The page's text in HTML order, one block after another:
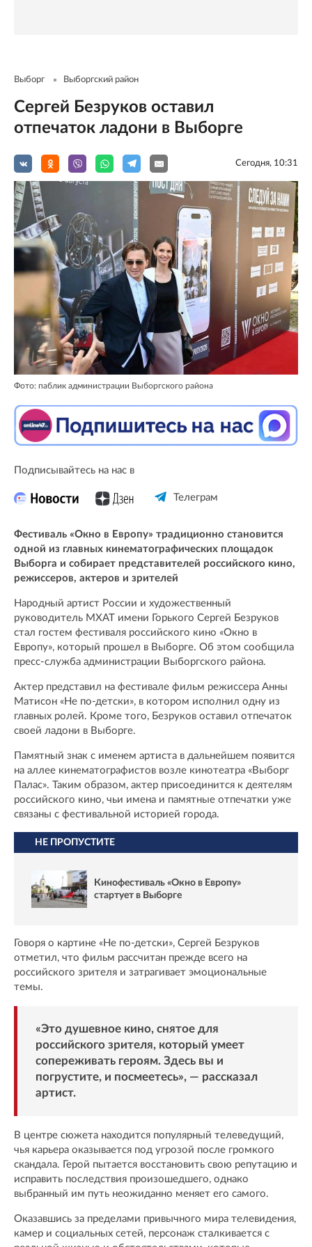
Выборг Выборгский район
Сергей Безруков оставил
отпечаток ладони в Выборге
Сегодня, 10:31
Фото: паблик администрации Выборгского района
Подписывайтесь на нас в
Телеграм
Фестиваль «Окно в Европу» традиционно становится
одной из главных кинематографических площадок
Выборга и собирает представителей российского кино,
режиссеров, актеров и зрителей
Народный артист России и художественный
руководитель МХАТ имени Горького Сергей Безруков
стал гостем фестиваля российского кино «Окно в
Европу», который прошел в Выборге. Об этом сообщила
пресс-служба администрации Выборгского района.
Актер представил на фестивале фильм режиссера Анны
Матисон «Не по-детски», в котором исполнил одну из
главных ролей. Кроме того, Безруков оставил отпечаток
своей ладони в Выборге.
Памятный знак с именем артиста в дальнейшем появится
на аллее кинематографистов возле кинотеатра «Выборг
Палас». Таким образом, актер присоединится к деятелям
российского кино, чьи имена и памятные отпечатки уже
связаны с фестивальной историей города.
НЕ ПРОПУСТИТЕ
Кинофестиваль «Окно в Европу»
стартует в Выборге
Говоря о картине «Не по-детски», Сергей Безруков
отметил, что фильм рассчитан прежде всего на
российского зрителя и затрагивает эмоциональные
темы.
«Это душевное кино, снятое для
российского зрителя, который умеет
сопереживать героям. Здесь вы и
погрустите, и посмеетесь», — рассказал
артист.
В центре сюжета находится популярный телеведущий,
чья карьера оказывается под угрозой после громкого
скандала. Герой пытается восстановить свою репутацию и
исправить последствия произошедшего, однако
выбранный им путь неожиданно меняет его самого.
Оказавшись за пределами привычного мира телевидения,
камер и социальных сетей, персонаж сталкивается с